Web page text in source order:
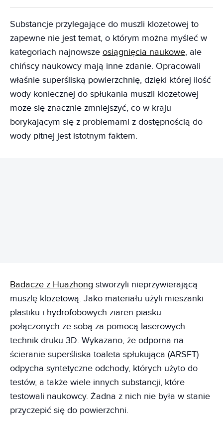
Substancje przylegające do muszli klozetowej to
zapewne nie jest temat, o którym można myśleć w
kategoriach najnowsze osiągnięcia naukowe, ale
chińscy naukowcy mają inne zdanie. Opracowali
właśnie superśliską powierzchnię, dzięki której ilość
wody koniecznej do spłukania muszli klozetowej
może się znacznie zmniejszyć, co w kraju
borykającym się z problemami z dostępnością do
wody pitnej jest istotnym faktem.
Badacze z Huazhong stworzyli nieprzywierającą
muszlę klozetową. Jako materiału użyli mieszanki
plastiku i hydrofobowych ziaren piasku
połączonych ze sobą za pomocą laserowych
technik druku 3D. Wykazano, że odporna na
ścieranie superśliska toaleta spłukująca (ARSFT)
odpycha syntetyczne odchody, których użyto do
testów, a także wiele innych substancji, które
testowali naukowcy. Żadna z nich nie była w stanie
przyczepić się do powierzchni.